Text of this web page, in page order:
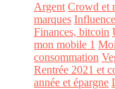
Argent Crowd et
marques
Finances, bitcoin
mon mobile 1
consommation
Rentrée 2021 et
année et épargne